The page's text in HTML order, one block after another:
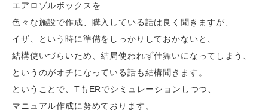
エアロゾルボックスを
色々な施設で作成、購入している話は良く聞きますが、
イザ、という時に準備をしっかりしておかないと、
結構使いづらいため、結局使われず仕舞いになってしまう、
というのがオチになっている話も結構聞きます。
ということで、TもERでシミュレーションしつつ、
マニュアル作成に努めております。